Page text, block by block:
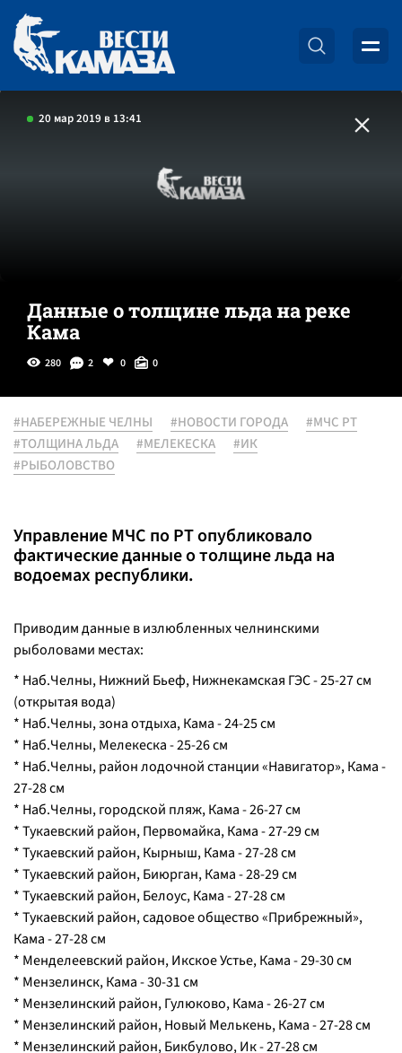
20 мар 2019 в 13:41
Данные о толщине льда на реке
Кама
280 2 0 0
#НАБЕРЕЖНЫЕ ЧЕЛНЫ #НОВОСТИ ГОРОДА
#МЧС РТ
#ТОЛЩИНА ЛЬДА
#МЕЛЕКЕСКА
#ИК
#РЫБОЛОВСТВО
Управление МЧС по РТ опубликовало
фактические данные о толщине льда на
водоемах республики.
Приводим данные в излюбленных челнинскими
рыболовами местах:
* Наб.Челны, Нижний Бьеф, Нижнекамская ГЭС - 25-27 см
(открытая вода)
* Наб.Челны, зона отдыха, Кама - 24-25 см
* Наб.Челны, Мелекеска - 25-26 см
* Наб.Челны, район лодочной станции «Навигатор», Кама -
27-28 см
* Наб.Челны, городской пляж, Кама - 26-27 см
* Тукаевский район, Первомайка, Кама - 27-29 см
* Тукаевский район, Кырныш, Кама - 27-28 см
* Тукаевский район, Биюрган, Кама - 28-29 см
* Тукаевский район, Белоус, Кама - 27-28 см
* Тукаевский район, садовое общество «Прибрежный»,
Кама - 27-28 см
* Менделеевский район, Икское Устье, Кама - 29-30 см
* Мензелинск, Кама - 30-31 см
* Мензелинский район, Гулюково, Кама - 26-27 см
* Мензелинский район, Новый Мелькень, Кама - 27-28 см
* Мензелинский район, Бикбулово, Ик - 27-28 см